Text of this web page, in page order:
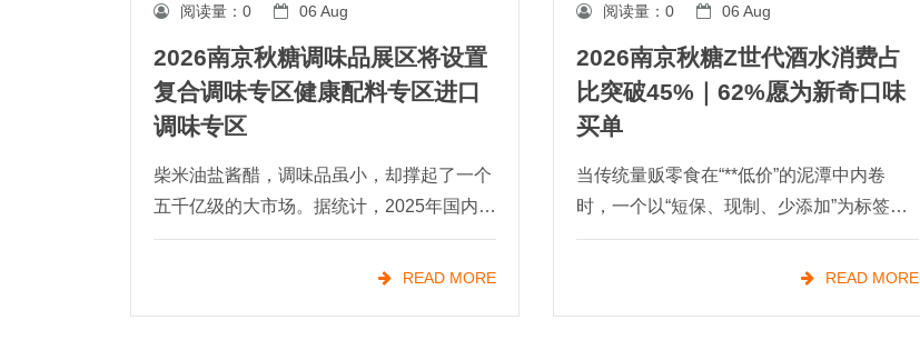
阅读量： 0 06 Aug
2026南京秋糖调味品展区将设置
复合调味专区健康配料专区进口
调味专区
柴米油盐酱醋，调味品虽小，却撑起了一个
五千亿级的大市场。据统计，2025年国内调
味品市场规模已超5100亿元，且仍在稳步增
长。与此同时，*持续强化食品安全标准，
READ MORE
阅读量： 0 06 Aug
2026南京秋糖Z世代酒水消费占
比突破45%｜62%愿为新奇口味
买单
当传统量贩零食在“**低价”的泥潭中内卷
时，一个以“短保、现制、少添加”为标签的
新物种——新鲜零食，正悄然改写零食行业
的格局。从长沙的“金粒门”到沈阳的“一栗”，
READ MORE